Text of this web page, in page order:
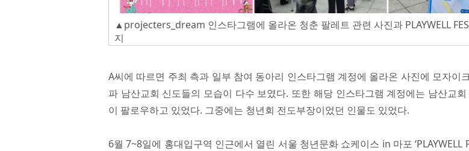
▲projecters_dream 인스타그램에 올라온 청춘 팔레트 관련 사진과 PLAYWELL
지
A씨에 따르면 주최 측과 일부 참여 동아리 인스타그램 계정에 올라온 사진에 모자이
파 남산교회 신도들의 모습이 다수 보였다. 또한 해당 인스타그램 계정에는 남산교
이 팔로우하고 있었다. 그중에는 청년회 전도부장이었던 인물도 있었다.
6월 7~8일에 홍대입구역 인근에서 열린 서울 청년문화 쇼케이스 in 마포 ‘PLAYWELL